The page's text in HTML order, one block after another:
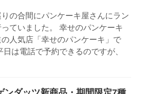
の合間にパンケーキ屋さんにラン
ていました。 幸せのパンケーキ
人気店「幸せのパンケーキ」で
日は電話で予約できるのですが、